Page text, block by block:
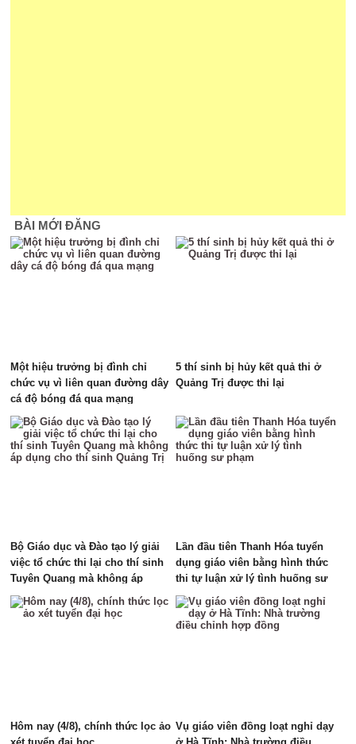
BÀI MỚI ĐĂNG
Một hiệu trưởng bị đình chỉ
chức vụ vì liên quan đường dây
cá độ bóng đá qua mạng
5 thí sinh bị hủy kết quả thi ở
Quảng Trị được thi lại
Bộ Giáo dục và Đào tạo lý giải
việc tổ chức thi lại cho thí sinh
Tuyên Quang mà không áp
dụng cho thí sinh Quảng Trị
Lần đầu tiên Thanh Hóa tuyển
dụng giáo viên bằng hình thức
thi tự luận xử lý tình huống sư
phạm
Hôm nay (4/8), chính thức lọc ảo Vụ giáo viên đồng loạt nghỉ dạy